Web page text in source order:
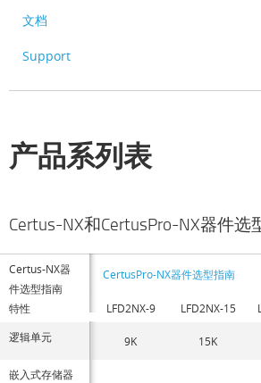
文档
Support
产品系列表
Certus-NX和CertusPro-NX器件选
Certus-NX器
件选型指南
CertusPro-NX器件选型指南
特性 LFD2NX-9 LFD2NX-15
逻辑单元
9K 15K
嵌入式存储器